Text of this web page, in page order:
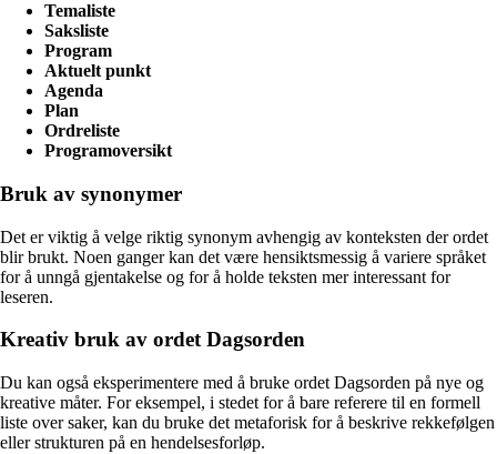
Temaliste
Saksliste
Program
Aktuelt punkt
Agenda
Plan
Ordreliste
Programoversikt
Bruk av synonymer
Det er viktig å velge riktig synonym avhengig av konteksten der ordet
blir brukt. Noen ganger kan det være hensiktsmessig å variere språket
for å unngå gjentakelse og for å holde teksten mer interessant for
leseren.
Kreativ bruk av ordet Dagsorden
Du kan også eksperimentere med å bruke ordet Dagsorden på nye og
kreative måter. For eksempel, i stedet for å bare referere til en formell
liste over saker, kan du bruke det metaforisk for å beskrive rekkefølgen
eller strukturen på en hendelsesforløp.